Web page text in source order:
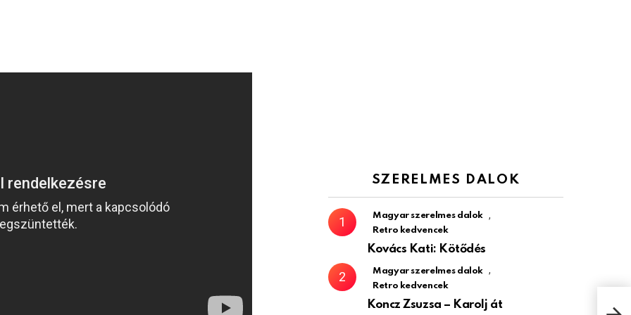
SZERELMES DALOK
Magyar szerelmes dalok ,
Retro kedvencek
Kovács Kati: Kötődés
Magyar szerelmes dalok ,
Retro kedvencek
Koncz Zsuzsa – Karolj át